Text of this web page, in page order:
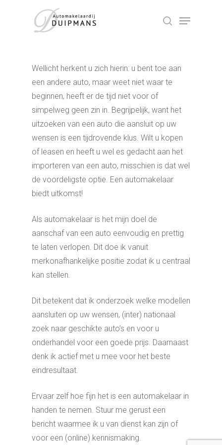
search
Menu
Wellicht herkent u zich hierin: u bent toe aan
een andere auto, maar weet niet waar te
beginnen, heeft er de tijd niet voor of
simpelweg geen zin in. Begrijpelijk, want het
uitzoeken van een auto die aansluit op uw
wensen is een tijdrovende klus. Wilt u kopen
of leasen en heeft u wel es gedacht aan het
importeren van een auto, misschien is dat wel
de voordeligste optie. Een automakelaar
biedt uitkomst!
Als automakelaar is het mijn doel de
aanschaf van een auto eenvoudig en prettig
te laten verlopen. Dit doe ik vanuit
merkonafhankelijke positie zodat ik u centraal
kan stellen.
Dit betekent dat ik onderzoek welke modellen
aansluiten op uw wensen, (inter) nationaal
zoek naar geschikte auto’s en voor u
onderhandel voor een goede prijs. Daarnaast
denk ik actief met u mee voor het beste
eindresultaat.
Ervaar zelf hoe fijn het is een automakelaar in
handen te nemen. Stuur me gerust een
bericht waarmee ik u van dienst kan zijn of
voor een (online) kennismaking.